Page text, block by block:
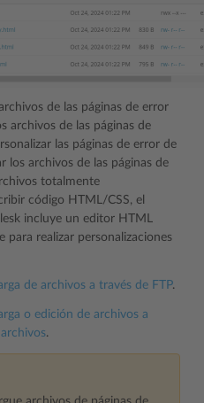
de las páginas de error
archivos de las páginas de
las páginas de error de
los archivos de las páginas de
totalmente
código HTML/CSS, el
incluye un editor HTML
para realizar personalizaciones
de archivos a través de FTP.
o edición de archivos a
.